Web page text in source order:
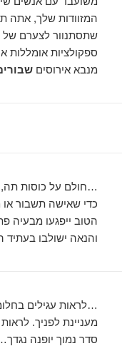
המזוודות שלך, אתה
שתסתנוור לצערם של
ספקולציות אומללות
מנבא אירוסים
…חולם על כוסות תה,
כדי שאישה תשבור
הטוב ייפגעו מבעיה
והנאה ישולבו
…לראות עגילים
מעניינת לפניך.
סדר נמוך יופנה